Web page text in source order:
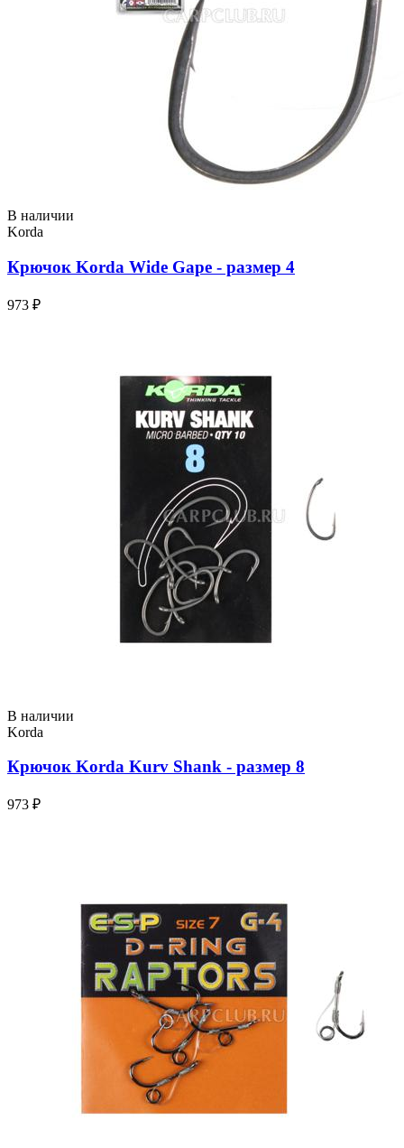
В наличии
Korda
Крючок Korda Wide Gape - размер 4
973 ₽
В наличии
Korda
Крючок Korda Kurv Shank - размер 8
973 ₽